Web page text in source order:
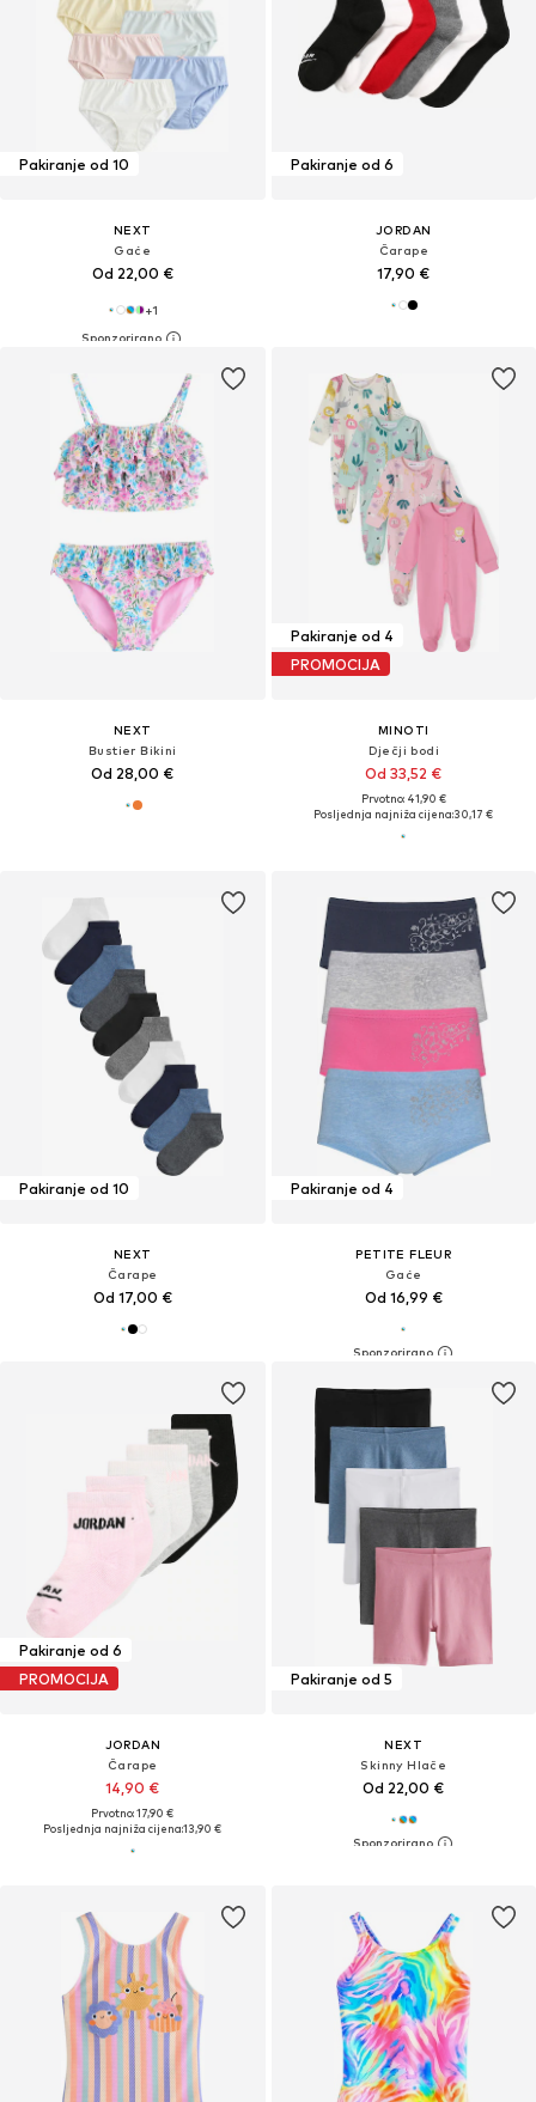
Pakiranje od 10
NEXT
Gaće
Od 22,00 €
+1
Pakiranje od 6
JORDAN
Čarape
17,90 €
NEXT
Bustier Bikini
Od 28,00 €
Pakiranje od 4
PROMOCIJA
MINOTI
Dječji bodi
Od 33,52 €
Prvotno: 41,90 €
Posljednja najniža cijena:30,17 €
Pakiranje od 10
NEXT
Čarape
Od 17,00 €
Pakiranje od 4
PETITE FLEUR
Gaće
Od 16,99 €
Pakiranje od 6
PROMOCIJA
JORDAN
Čarape
14,90 €
Prvotno: 17,90 €
Posljednja najniža cijena:13,90 €
Pakiranje od 5
NEXT
Skinny Hlače
Od 22,00 €